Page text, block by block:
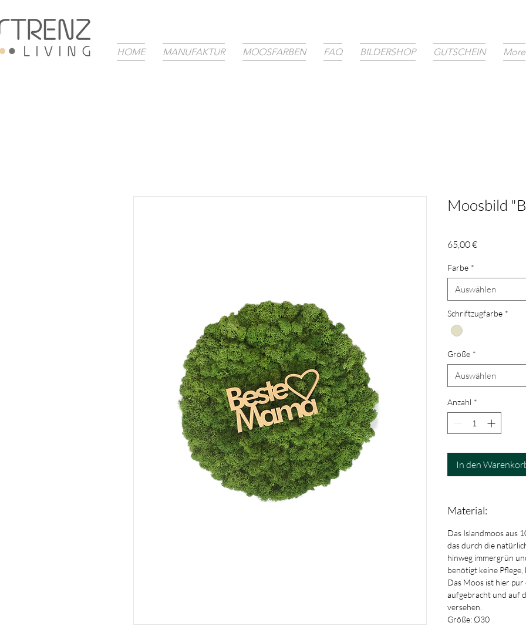
HOME MANUFAKTUR MOOSFARBEN FAQ BILDERSHOP GUTSCHEIN More
Moosbild
65,00 €Preis
Farbe *
Auswählen
Schriftzugfarbe *
Größe *
Auswählen
Anzahl *
In den
Material:
Das Islandmoos aus
das durch die
hinweg immergrün
benötigt keine Pflege,
Das Moos ist hier
aufgebracht und auf
versehen.
Größe: Ø30